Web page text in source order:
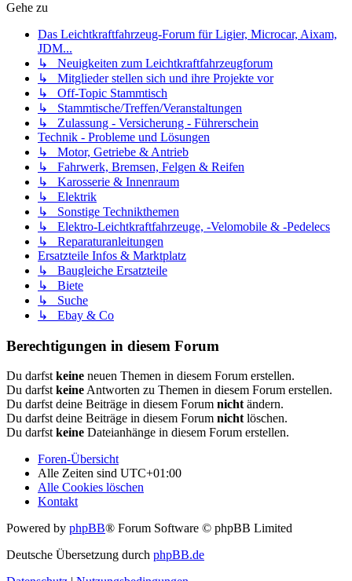
Gehe zu
Das Leichtkraftfahrzeug-Forum für Ligier, Microcar, Aixam,
JDM...
↳ Neuigkeiten zum Leichtkraftfahrzeugforum
↳ Mitglieder stellen sich und ihre Projekte vor
↳ Off-Topic Stammtisch
↳ Stammtische/Treffen/Veranstaltungen
↳ Zulassung - Versicherung - Führerschein
Technik - Probleme und Lösungen
↳ Motor, Getriebe & Antrieb
↳ Fahrwerk, Bremsen, Felgen & Reifen
↳ Karosserie & Innenraum
↳ Elektrik
↳ Sonstige Technikthemen
↳ Elektro-Leichtkraftfahrzeuge, -Velomobile & -Pedelecs
↳ Reparaturanleitungen
Ersatzteile Infos & Marktplatz
↳ Baugleiche Ersatzteile
↳ Biete
↳ Suche
↳ Ebay & Co
Berechtigungen in diesem Forum
Du darfstkeine neuen Themen in diesem Forum erstellen.
Du darfstkeineAntworten zu Themen in diesem Forum erstellen.
Du darfst deine Beiträge in diesem Forum nichtändern.
Du darfst deine Beiträge in diesem Forum nichtlöschen.
Du darfstkeine Dateianhänge in diesem Forum erstellen.
Foren-Übersicht
Alle Zeiten sind UTC+01:00
Alle Cookies löschen
Kontakt
Powered by phpBB® Forum Software © phpBB Limited
Deutsche Übersetzung durch phpBB.de